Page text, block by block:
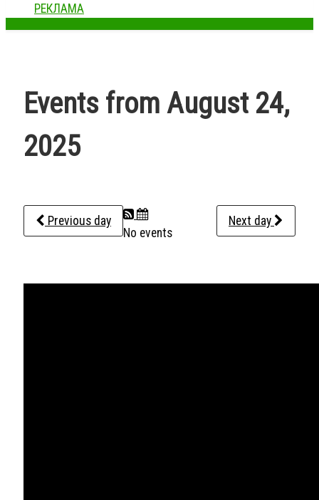
РЕКЛАМА
Events from August 24,
2025
Previous day
Next day
No events